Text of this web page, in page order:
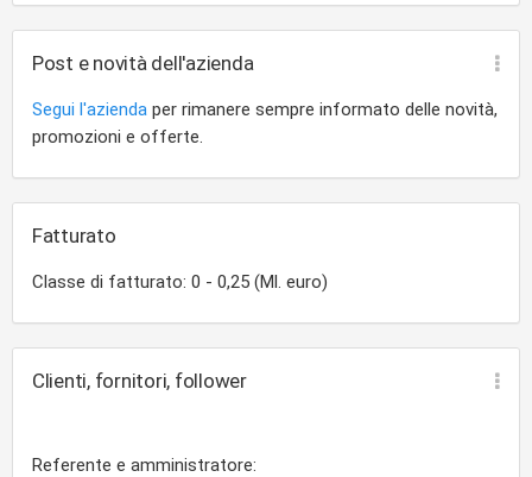
Post e novità dell'azienda
Segui l'azienda per rimanere sempre informato delle novità,
promozioni e offerte.
Fatturato
Classe di fatturato: 0 - 0,25 (Ml. euro)
Clienti, fornitori, follower
Referente e amministratore: